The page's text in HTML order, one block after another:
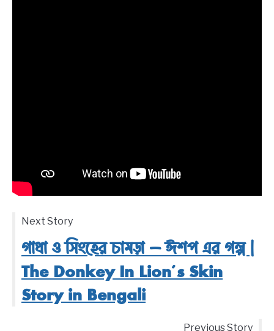
Next Story
গাধা ও সিংহের চামড়া – ঈশপ এর গল্প |
The Donkey In Lion’s Skin
Story in Bengali
Previous Story